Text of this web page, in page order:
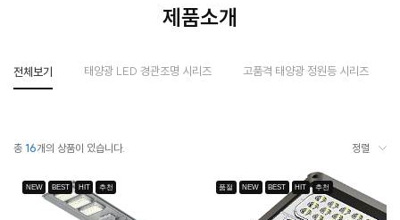
제품소개
전체보기 태양광 LED 경관조명 시리즈 고품격 태양광 정원등 시리즈
총 16개의 상품이 있습니다. 정렬
NEW BEST HIT 추천 품절 NEW BEST HIT 추천